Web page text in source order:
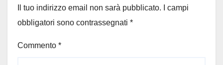
Il tuo indirizzo email non sarà pubblicato.
I campi
obbligatori sono contrassegnati *
Commento *